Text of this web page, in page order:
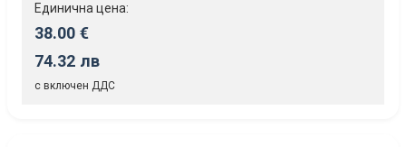
Единична цена:
38.00 €
74.32 лв
с включен ДДС